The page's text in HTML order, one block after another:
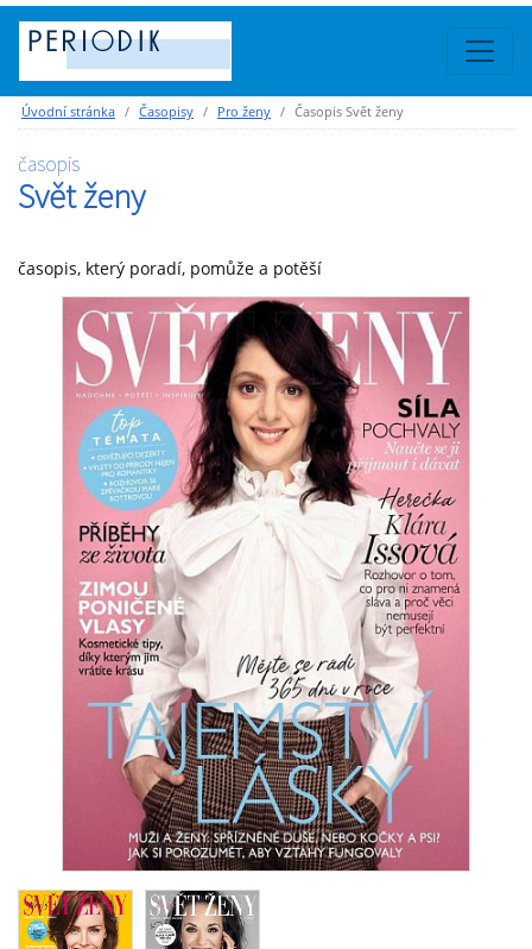
Úvodní stránka Časopisy Pro ženy Časopis Svět ženy
časopis
Svět ženy
časopis, který poradí, pomůže a potěší